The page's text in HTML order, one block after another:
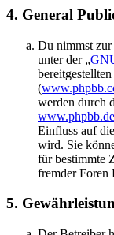
4. General
Du nimmst zur
unter der „
(
werden durch
www.phpbb.de
Einfluss auf
wird. Sie
für bestimmte
fremder Foren
5.